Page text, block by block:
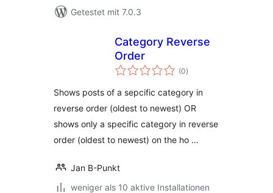
Getestet mit 7.0.3
Category Reverse
Order
(0Bewertungen
insgesamt
)
Shows posts of a sepcific category in
reverse order (oldest to newest) OR
shows only a specific category in reverse
order (oldest to newest) on the ho …
Jan B-Punkt
weniger als 10 aktive Installationen